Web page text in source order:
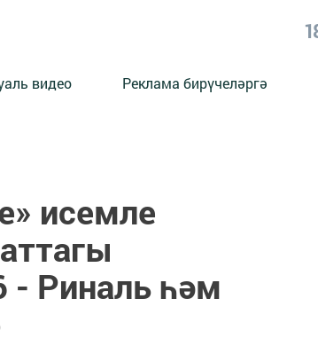
видео Реклама бирүчеләргә
исемле
Риналь һәм